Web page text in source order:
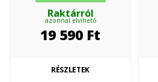
Raktárról
azonnal elvihető
19 590 Ft
RÉSZLETEK